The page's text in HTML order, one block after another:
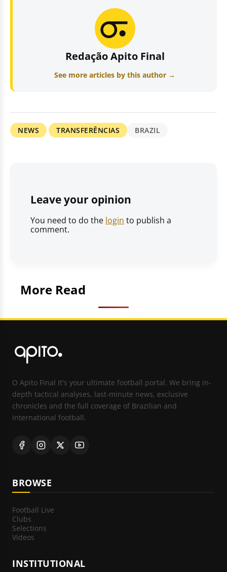
Redação Apito Final
See more articles by this author →
NEWS TRANSFERÊNCIAS BRAZIL
Leave your opinion
You need to do the login to publish a
comment.
More Read
O Apito Final It's your ultimate football portal. We bring in-
depth tactical analyses, last-minute news, exclusive
chronicles and the full coverage of Brazilian and
international football.
BROWSE
Football Live
Clubs
Selections
Videos
INSTITUTIONAL